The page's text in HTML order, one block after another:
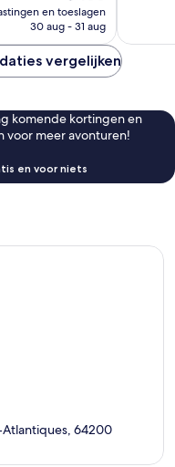
prijs
is
en toeslagen
30 aug - 31 aug
vergelijken
komende kortingen en
voor meer avonturen!
en voor niets
Atlantiques, 64200